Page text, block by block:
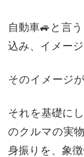
自動車🚙と言
込み、イメー
そのイメージ
それを基礎に
のクルマの実
身振りを、象